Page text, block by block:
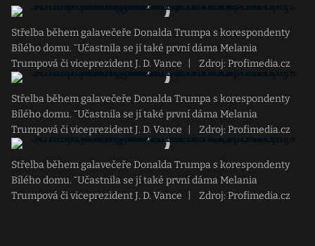
Střelba během galavečeře Donalda Trumpa s korespondenty
Bílého domu. ˇUčastnila se jí také první dáma Melania
Trumpová či viceprezident J. D. Vance
Zdroj: Profimedia.cz
Střelba během galavečeře Donalda Trumpa s korespondenty
Bílého domu. ˇUčastnila se jí také první dáma Melania
Trumpová či viceprezident J. D. Vance
Zdroj: Profimedia.cz
Střelba během galavečeře Donalda Trumpa s korespondenty
Bílého domu. ˇUčastnila se jí také první dáma Melania
Trumpová či viceprezident J. D. Vance
Zdroj: Profimedia.cz